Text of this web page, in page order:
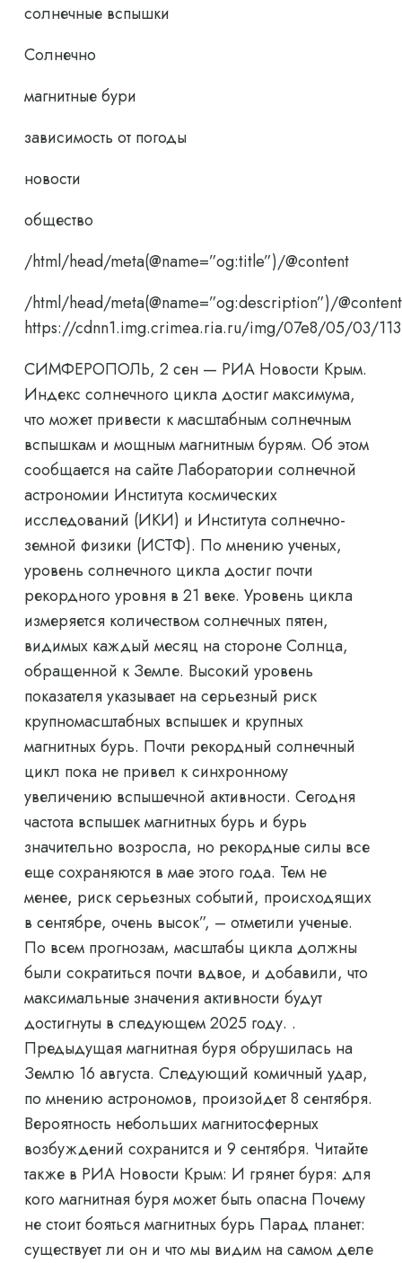
солнечные вспышки
Солнечно
магнитные бури
зависимость от погоды
новости
общество
/html/head/meta(@name=”og:title”)/@content
/html/head/meta(@name=”og:description”)/@content
https://cdnn1.img.crimea.ria.ru/img/07e8/05/03/
СИМФЕРОПОЛЬ, 2 сен — РИА Новости Крым.
Индекс солнечного цикла достиг максимума,
что может привести к масштабным солнечным
вспышкам и мощным магнитным бурям. Об этом
сообщается на сайте Лаборатории солнечной
астрономии Института космических
исследований (ИКИ) и Института солнечно-
земной физики (ИСТФ). По мнению ученых,
уровень солнечного цикла достиг почти
рекордного уровня в 21 веке. Уровень цикла
измеряется количеством солнечных пятен,
видимых каждый месяц на стороне Солнца,
обращенной к Земле. Высокий уровень
показателя указывает на серьезный риск
крупномасштабных вспышек и крупных
магнитных бурь. Почти рекордный солнечный
цикл пока не привел к синхронному
увеличению вспышечной активности. Сегодня
частота вспышек магнитных бурь и бурь
значительно возросла, но рекордные силы все
еще сохраняются в мае этого года. Тем не
менее, риск серьезных событий, происходящих
в сентябре, очень высок”, – отметили ученые.
По всем прогнозам, масштабы цикла должны
были сократиться почти вдвое, и добавили, что
максимальные значения активности будут
достигнуты в следующем 2025 году. .
Предыдущая магнитная буря обрушилась на
Землю 16 августа. Следующий комичный удар,
по мнению астрономов, произойдет 8 сентября.
Вероятность небольших магнитосферных
возбуждений сохранится и 9 сентября. Читайте
также в РИА Новости Крым: И грянет буря: для
кого магнитная буря может быть опасна Почему
не стоит бояться магнитных бурь Парад планет:
существует ли он и что мы видим на самом деле